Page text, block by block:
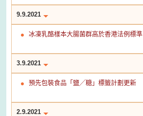
9.9.2021
冰凍乳酪樣本大腸菌群高於香港法例標準
3.9.2021
預先包裝食品「鹽╱糖」標籤計劃更新
2.9.2021